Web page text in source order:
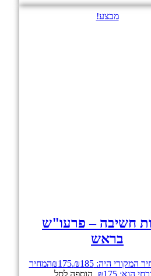
מבצע!
חשיבה – פרעו"ש
בראש
המקורי היה: ₪185. ₪175
המחיר